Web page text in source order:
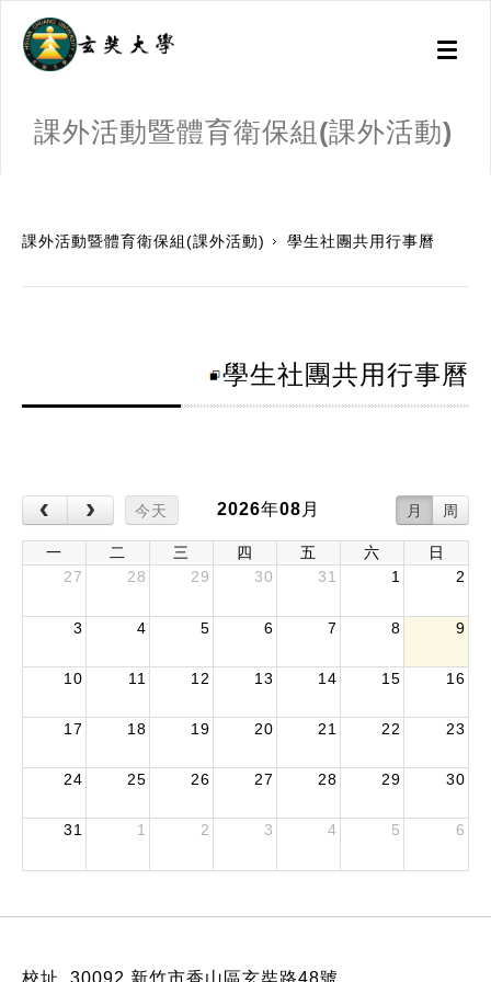
Toggle
課外活動暨體育衛保組(課外活動)
課外活動暨體育衛保組(課外活動) 學生社團共用行事曆
學生社團共用行事曆
‹ › 今天 2026年08月 月 周
一 二 三 四 五 六
日
27
28 29 30 31 1 2
3 4 5 6 7 8 9
10 11 12 13 14 15 16
17 18 19 20 21 22 23
24 25 26 27 28 29 30
31 1 2 3 4 5 6
校址 30092 新竹市香山區玄奘路48號